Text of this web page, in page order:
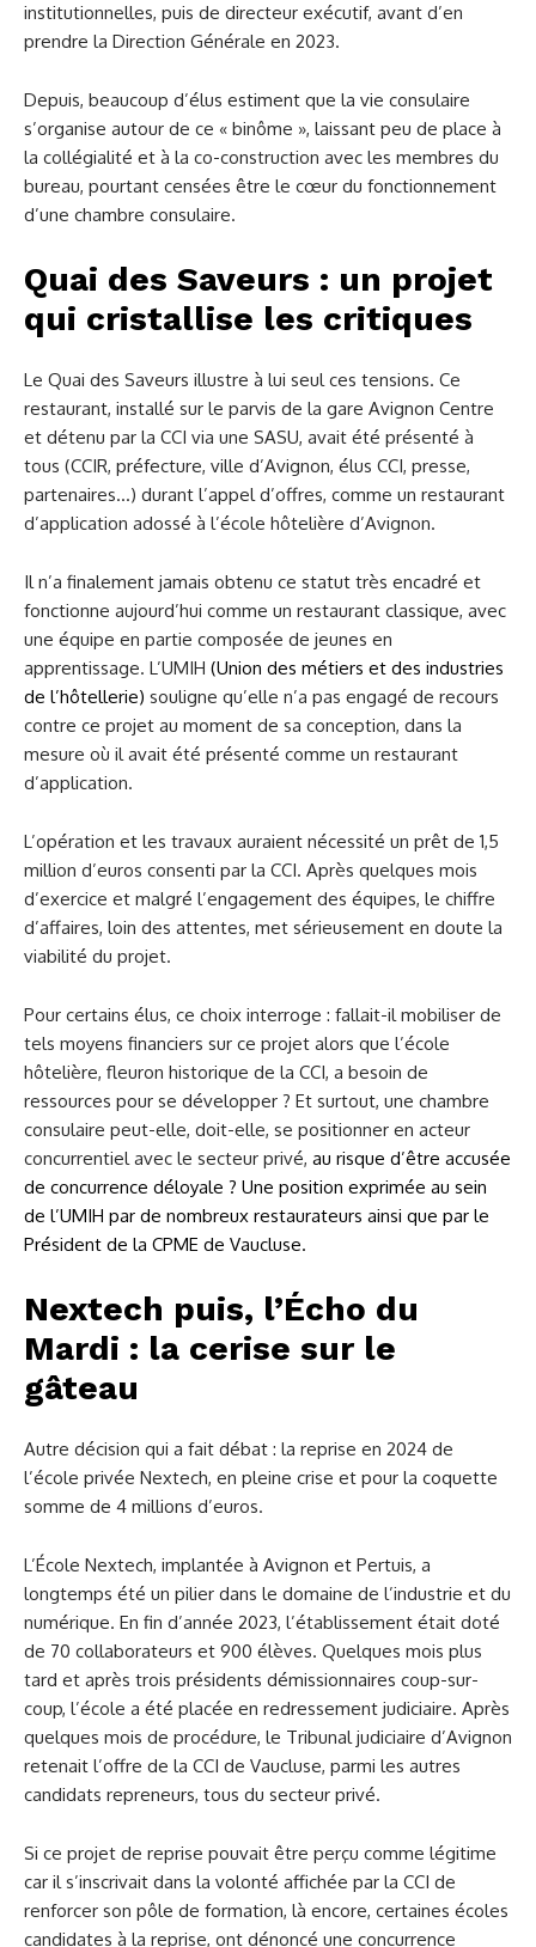
institutionnelles, puis de directeur exécutif, avant d’en
prendre la Direction Générale en 2023.
Depuis, beaucoup d’élus estiment que la vie consulaire
s’organise autour de ce « binôme », laissant peu de place à
la collégialité et à la co-construction avec les membres du
bureau, pourtant censées être le cœur du fonctionnement
d’une chambre consulaire.
Quai des Saveurs : un projet
qui cristallise les critiques
Le Quai des Saveurs illustre à lui seul ces tensions. Ce
restaurant, installé sur le parvis de la gare Avignon Centre
et détenu par la CCI via une SASU, avait été présenté à
tous (CCIR, préfecture, ville d’Avignon, élus CCI, presse,
partenaires…) durant l’appel d’offres, comme un restaurant
d’application adossé à l’école hôtelière d’Avignon.
Il n’a finalement jamais obtenu ce statut très encadré et
fonctionne aujourd’hui comme un restaurant classique, avec
une équipe en partie composée de jeunes en
apprentissage. L’UMIH (Union des métiers et des industries
de l’hôtellerie) souligne qu’elle n’a pas engagé de recours
contre ce projet au moment de sa conception, dans la
mesure où il avait été présenté comme un restaurant
d’application.
L’opération et les travaux auraient nécessité un prêt de 1,5
million d’euros consenti par la CCI. Après quelques mois
d’exercice et malgré l’engagement des équipes, le chiffre
d’affaires, loin des attentes, met sérieusement en doute la
viabilité du projet.
Pour certains élus, ce choix interroge : fallait-il mobiliser de
tels moyens financiers sur ce projet alors que l’école
hôtelière, fleuron historique de la CCI, a besoin de
ressources pour se développer ? Et surtout, une chambre
consulaire peut-elle, doit-elle, se positionner en acteur
concurrentiel avec le secteur privé, au risque d’être accusée
de concurrence déloyale ? Une position exprimée au sein
de l’UMIH par de nombreux restaurateurs ainsi que par le
Président de la CPME de Vaucluse.
Nextech puis, l’Écho du
Mardi : la cerise sur le
gâteau
Autre décision qui a fait débat : la reprise en 2024 de
l’école privée Nextech, en pleine crise et pour la coquette
somme de 4 millions d’euros.
L’École Nextech, implantée à Avignon et Pertuis, a
longtemps été un pilier dans le domaine de l’industrie et du
numérique. En fin d’année 2023, l’établissement était doté
de 70 collaborateurs et 900 élèves. Quelques mois plus
tard et après trois présidents démissionnaires coup-sur-
coup, l’école a été placée en redressement judiciaire. Après
quelques mois de procédure, le Tribunal judiciaire d’Avignon
retenait l’offre de la CCI de Vaucluse, parmi les autres
candidats repreneurs, tous du secteur privé.
Si ce projet de reprise pouvait être perçu comme légitime
car il s’inscrivait dans la volonté affichée par la CCI de
renforcer son pôle de formation, là encore, certaines écoles
candidates à la reprise, ont dénoncé une concurrence